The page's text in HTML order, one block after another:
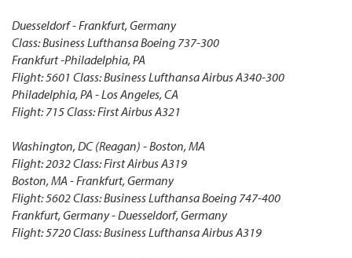
Duesseldorf - Frankfurt, Germany
Class: Business Lufthansa Boeing 737-300
Frankfurt -Philadelphia, PA
Flight: 5601 Class: Business Lufthansa Airbus A340-300
Philadelphia, PA - Los Angeles, CA
Flight: 715 Class: First Airbus A321
Washington, DC (Reagan) - Boston, MA
Flight: 2032 Class: First Airbus A319
Boston, MA - Frankfurt, Germany
Flight: 5602 Class: Business Lufthansa Boeing 747-400
Frankfurt, Germany - Duesseldorf, Germany
Flight: 5720 Class: Business Lufthansa Airbus A319